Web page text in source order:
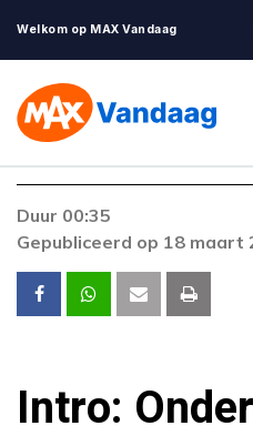
Welkom op MAX Vandaag
Duur 00:35
Gepubliceerd op 18 maart
Intro: